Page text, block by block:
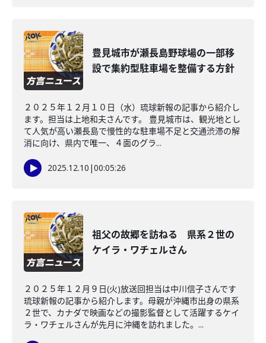
豊見城市が瀬長島野球場の一部移
設で集約型駐車場を整備する方針
２０２５年１２月１０日（水）琉球新報の記事から紹介し
ます。担当は上地和夫さんです。 豊見城市は、観光地とし
て人気が高い瀬長島で慢性的な駐車場不足と交通渋滞の解
消に向け、県内で唯一、４面のグラ...
2025.12.10 |00:05:26
祖父の故郷を訪ねる 県系２世の
ケイラ・ワチェルさん
２０２５年１２月９日(火)放送回担当は中川信子さんです
琉球新報の記事から紹介します。母親が沖縄市出身の県系
２世で、カナダで映画などの撮影監督として活躍するケイ
ラ・ワチェルさんが先月に沖縄を訪れました。...